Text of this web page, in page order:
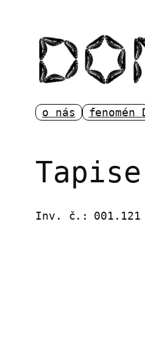
o nás fenomén
Inv. č.: 001.121